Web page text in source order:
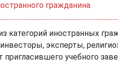
гражданина.
категорий иностранных
эксперты,
учебного